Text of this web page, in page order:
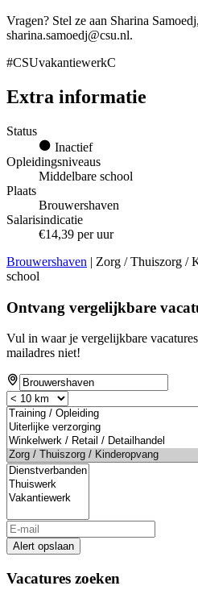
Vragen? Stel ze aan Sharina
sharina.samoedj@csu.nl.
#CSUvakantiewerkC
Extra informatie
Status
Inactief
Opleidingsniveaus
Middelbare school
Plaats
Brouwershaven
Salarisindicatie
€14,39 per uur
Brouwershaven | Zorg / Thuiszorg /
school
Ontvang vergelijkbare
Vul in waar je vergelijkbare
mailadres niet!
Alert opslaan
Vacatures zoeken